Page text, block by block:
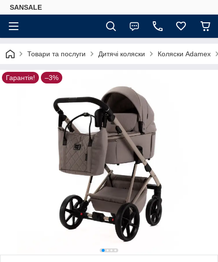
SANSALE
Товари та послуги Дитячі коляски Коляски Adamex
Гарантія! –3%